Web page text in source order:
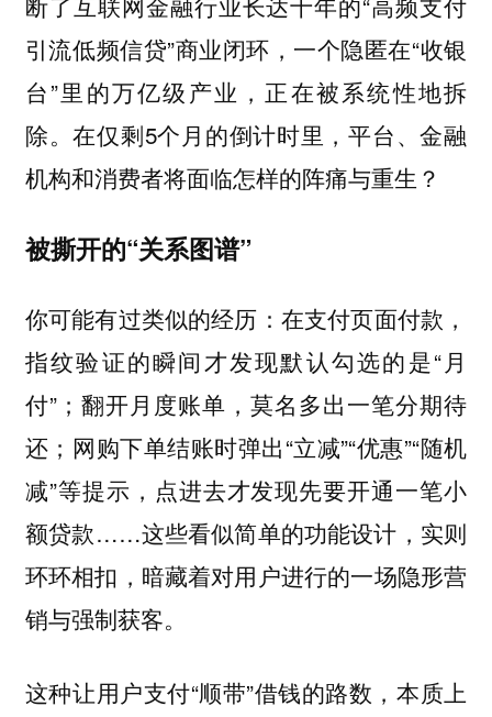
引流低频信贷”商业闭环，一个隐匿在“收银
台”里的万亿级产业，正在被系统性地拆
除。在仅剩5个月的倒计时里，平台、金融
机构和消费者将面临怎样的阵痛与重生？
被撕开的“关系图谱”
你可能有过类似的经历：在支付页面付款，
指纹验证的瞬间才发现默认勾选的是“月
付”；翻开月度账单，莫名多出一笔分期待
还；网购下单结账时弹出“立减”“优惠”“随机
减”等提示，点进去才发现先要开通一笔小
额贷款……这些看似简单的功能设计，实则
环环相扣，暗藏着对用户进行的一场隐形营
销与强制获客。
这种让用户支付“顺带”借钱的路数，本质上